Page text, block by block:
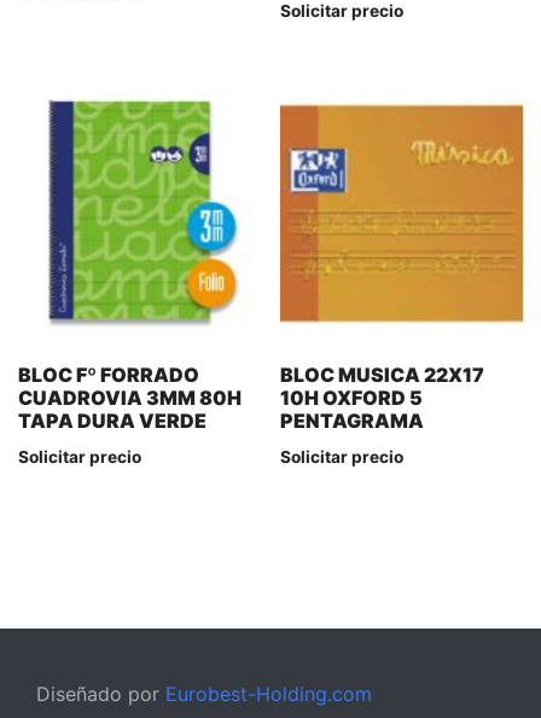
Solicitar precio
BLOC Fº FORRADO
CUADROVIA 3MM 80H
TAPA DURA VERDE
Solicitar precio
BLOC MUSICA 22X17
10H OXFORD 5
PENTAGRAMA
Solicitar precio
Diseñado por Eurobest-Holding.com